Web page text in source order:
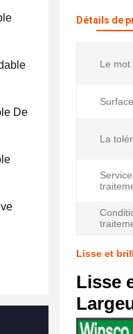
De
Détails de
Le mot
La
Lisse et
Lisse